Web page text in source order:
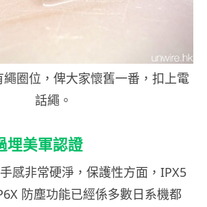
圈位，俾大家懷舊一番，扣上電
話繩。
埋美軍認證
感非常硬淨，保護性方面，IPX5
防塵功能已經係多數日系機都